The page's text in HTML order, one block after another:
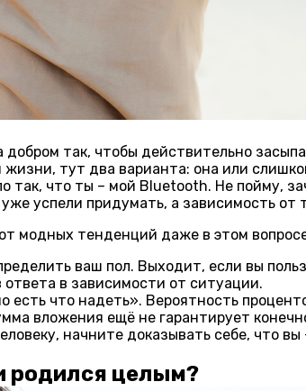
так, чтобы действительно
тут два варианта: она или
так, что ты – мой Bluetooth. Не пойму,
успели придумать, а зависимость от
модных тенденций даже в этом
ваш пол. Выходит, если вы
в зависимости от ситуации.
что надеть». Вероятность
вложения ещё не гарантирует
начните доказывать себе, что
родился целым?